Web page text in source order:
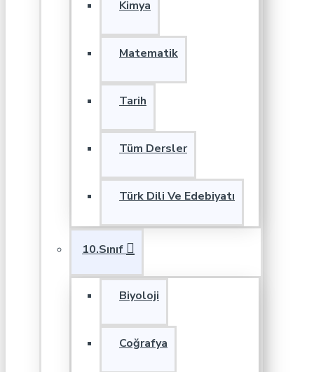
Kimya
Matematik
Tarih
Tüm Dersler
Türk Dili Ve Edebiyatı
10.Sınıf
Biyoloji
Coğrafya